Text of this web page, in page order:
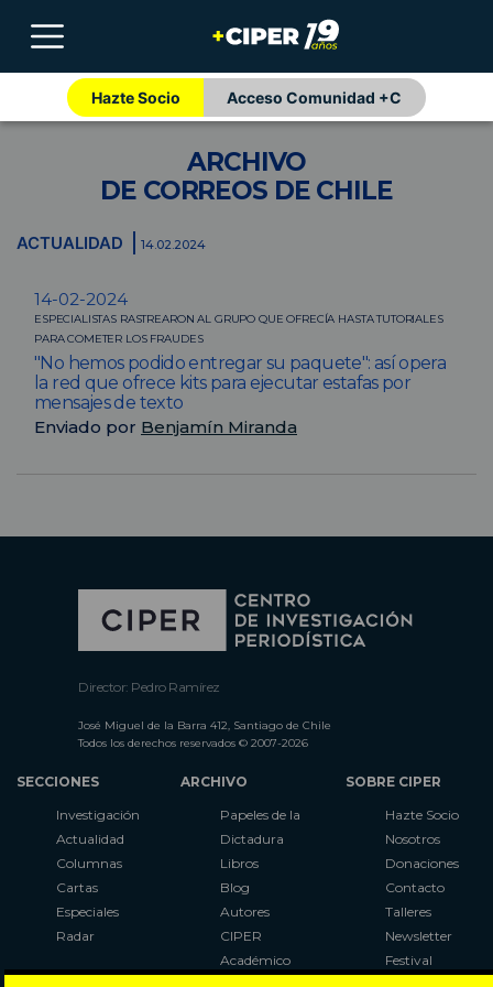
Hazte Socio Acceso Comunidad +C
ARCHIVO
DE CORREOS DE CHILE
ACTUALIDAD 14.02.2024
14-02-2024
ESPECIALISTAS RASTREARON AL GRUPO QUE OFRECÍA HASTA TUTORIALES
PARA COMETER LOS FRAUDES
"No hemos podido entregar su paquete": así opera
la red que ofrece kits para ejecutar estafas por
mensajes de texto
Enviado por Benjamín Miranda
Director: Pedro Ramírez
José Miguel de la Barra 412, Santiago de Chile
Todos los derechos reservados © 2007-2026
SECCIONES
Investigación
Actualidad
Columnas
Cartas
Especiales
Radar
ARCHIVO
Papeles de la
Dictadura
Libros
Blog
Autores
CIPER
Académico
SOBRE CIPER
Hazte Socio
Nosotros
Donaciones
Contacto
Talleres
Newsletter
Festival